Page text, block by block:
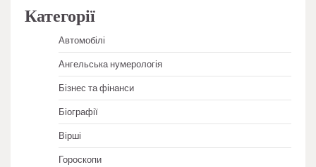
Категорії
Автомобілі
Ангельська нумерологія
Бізнес та фінанси
Біографії
Вірші
Гороскопи